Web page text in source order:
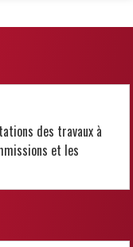
des travaux à
et les